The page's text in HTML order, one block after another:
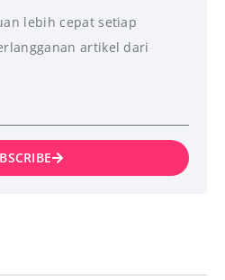
lebih cepat setiap
artikel dari